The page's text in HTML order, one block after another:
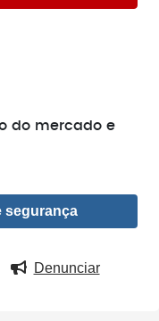
do mercado e
segurança
Denunciar